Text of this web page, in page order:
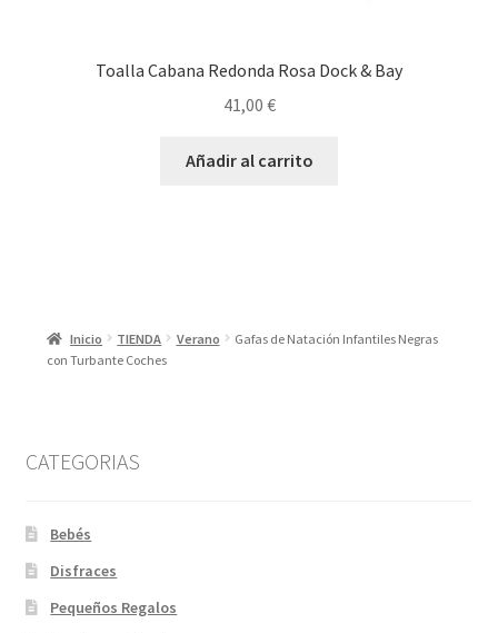
Toalla Cabana Redonda Rosa Dock & Bay
41,00 €
Añadir al carrito
Inicio TIENDA Verano
Gafas de Natación Infantiles Negras
con Turbante Coches
CATEGORIAS
Bebés
Disfraces
Pequeños Regalos